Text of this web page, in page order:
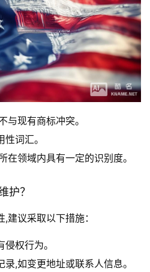
与现有商标冲突。
词汇。
在领域内具有一定的识别度。
护？
建议采取以下措施：
权行为。
,如变更地址或联系人信息。